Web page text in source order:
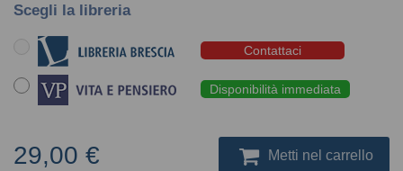
Scegli la libreria
Contattaci
Disponibilità immediata
29,00 € Metti nel carrello